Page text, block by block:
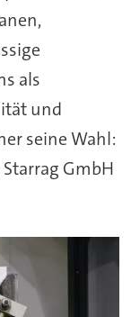
als
und
seine Wahl:
Starrag GmbH